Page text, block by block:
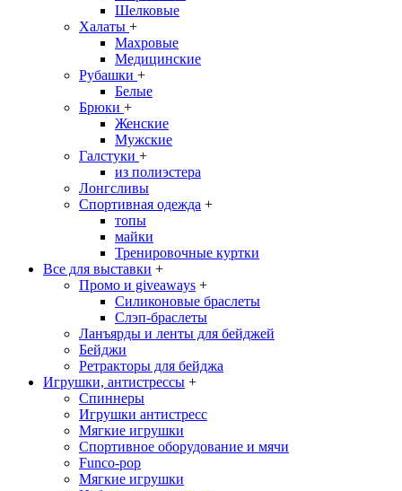
Шелковые
Халаты +
Махровые
Медицинские
Рубашки +
Белые
Брюки +
Женские
Мужские
Галстуки +
из полиэстера
Лонгсливы
Спортивная одежда +
топы
майки
Тренировочные куртки
Все для выставки +
Промо и giveaways +
Силиконовые браслеты
Cлэп-браслеты
Ланъярды и ленты для бейджей
Бейджи
Ретракторы для бейджа
Игрушки, антистрессы +
Спиннеры
Игрушки антистресс
Мягкие игрушки
Спортивное оборудование и мячи
Funco-pop
Мягкие игрушки